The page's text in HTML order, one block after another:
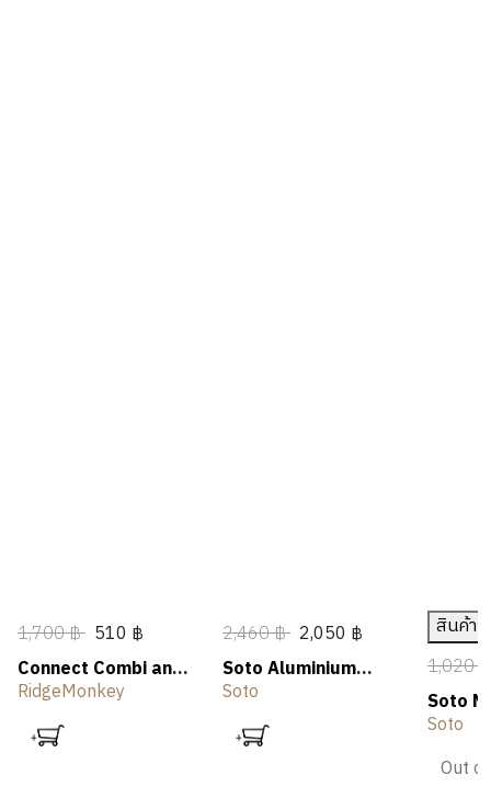
1,700 ฿ 510 ฿
Connect Combi and
Steamer Set
RidgeMonkey
2,460 ฿ 2,050 ฿
Soto Aluminium
Griddle
Soto
สินค้า
1,020
Soto
Soto
Out